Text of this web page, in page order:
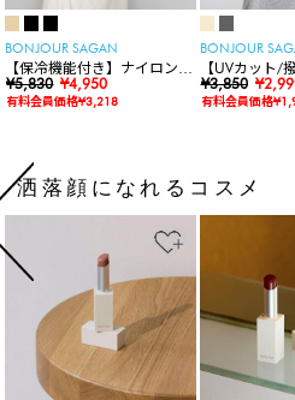
BONJOUR SAGAN
【保冷機能付き】ナイロンシ
ョルダーバッグ
¥5,830 ¥4,950
有料会員価格¥3,218
BONJOUR
【UVカット/
バー付きワイ
¥3,850
有料会員価格
洒落顔になれるコスメ